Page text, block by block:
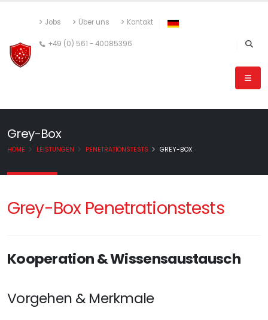
Jobs Über uns Kontakt
+49 (0) 561 - 40085396
Grey-Box
HOME LEISTUNGEN PENETRATIONSTESTS GREY-BOX
Grey-Box Penetrationstests
Kooperation & Wissensaustausch
Vorgehen & Merkmale